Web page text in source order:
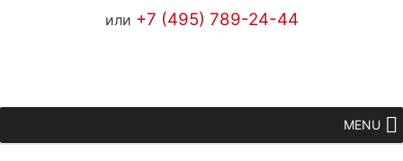
или +7 (495) 789-24-44
MENU